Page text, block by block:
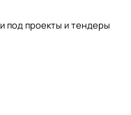
под проекты и тендеры